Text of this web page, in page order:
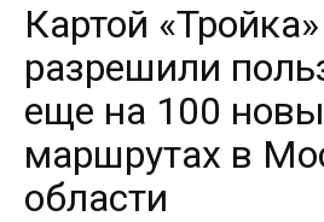
Картой «Тройка»
разрешили
еще на 100
маршрутах в
области